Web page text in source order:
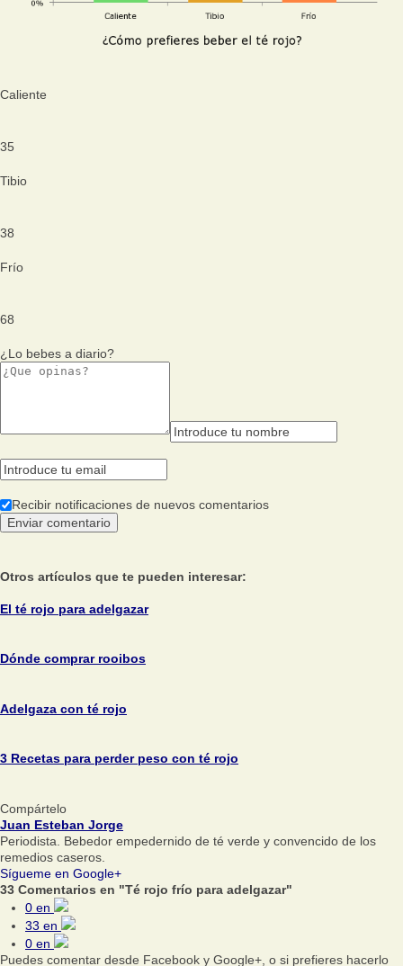
Caliente
35
Tibio
38
Frío
68
¿Lo bebes a diario?
Recibir notificaciones de nuevos comentarios
Otros artículos que te pueden interesar:
El té rojo para adelgazar
Dónde comprar rooibos
Adelgaza con té rojo
3 Recetas para perder peso con té rojo
Compártelo
Juan Esteban Jorge
Periodista. Bebedor empedernido de té verde y convencido de los
remedios caseros.
Sígueme en Google+
33 Comentarios en "Té rojo frío para adelgazar"
0 en
33 en
0 en
Puedes comentar desde Facebook y Google+, o si prefieres hacerlo